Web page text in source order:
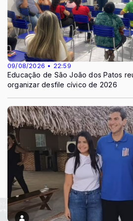
09/08/2026 • 22:59
Educação de São João dos Patos
organizar desfile cívico de 2026